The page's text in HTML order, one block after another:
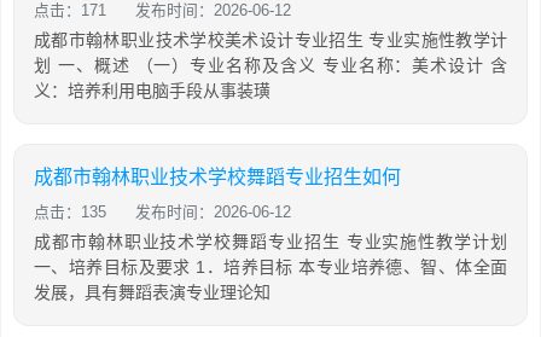
点击：171 发布时间：2026-06-12
成都市翰林职业技术学校美术设计专业招生 专业实施性教学计
划 一、概述 （一）专业名称及含义 专业名称：美术设计 含
义：培养利用电脑手段从事装璜
成都市翰林职业技术学校舞蹈专业招生如何
点击：135 发布时间：2026-06-12
成都市翰林职业技术学校舞蹈专业招生 专业实施性教学计划
一、培养目标及要求 1．培养目标 本专业培养德、智、体全面
发展，具有舞蹈表演专业理论知